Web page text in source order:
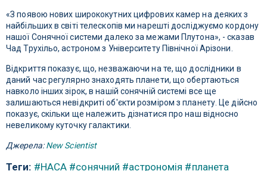
«З появою нових ширококутних цифрових камер на деяких з
найбільших в світі телескопів ми нарешті досліджуємо кордону
нашої Сонячної системи далеко за межами Плутона», - сказав
Чад Трухільо, астроном з Університету Північної Арізони.
Відкриття показує, що, незважаючи на те, що дослідники в
даний час регулярно знаходять планети, що обертаються
навколо інших зірок, в нашій сонячній системі все ще
залишаються невідкриті об'єкти розміром з планету. Це дійсно
показує, скільки ще належить дізнатися про наш відносно
невеликому куточку галактики.
Джерела:New Scientist
Теги: #НАСА #сонячний #астрономія #планета